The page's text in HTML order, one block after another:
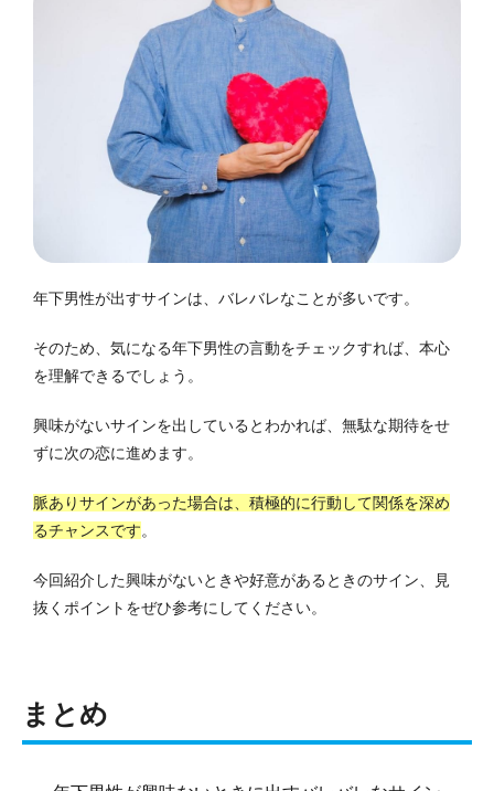
年下男性が出すサインは、バレバレなことが多いです。
そのため、気になる年下男性の言動をチェックすれば、本心
を理解できるでしょう。
興味がないサインを出しているとわかれば、無駄な期待をせ
ずに次の恋に進めます。
脈ありサインがあった場合は、積極的に行動して関係を深め
るチャンスです。
今回紹介した興味がないときや好意があるときのサイン、見
抜くポイントをぜひ参考にしてください。
まとめ